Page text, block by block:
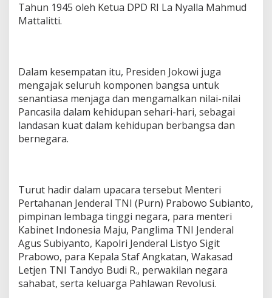
Tahun 1945 oleh Ketua DPD RI La Nyalla Mahmud
Mattalitti.
Dalam kesempatan itu, Presiden Jokowi juga
mengajak seluruh komponen bangsa untuk
senantiasa menjaga dan mengamalkan nilai-nilai
Pancasila dalam kehidupan sehari-hari, sebagai
landasan kuat dalam kehidupan berbangsa dan
bernegara.
Turut hadir dalam upacara tersebut Menteri
Pertahanan Jenderal TNI (Purn) Prabowo Subianto,
pimpinan lembaga tinggi negara, para menteri
Kabinet Indonesia Maju, Panglima TNI Jenderal
Agus Subiyanto, Kapolri Jenderal Listyo Sigit
Prabowo, para Kepala Staf Angkatan, Wakasad
Letjen TNI Tandyo Budi R., perwakilan negara
sahabat, serta keluarga Pahlawan Revolusi.